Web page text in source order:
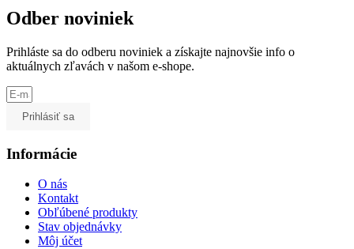
Odber noviniek
Prihláste sa do odberu noviniek a získajte najnovšie info o
aktuálnych zľavách v našom e-shope.
Prihlásiť sa
Informácie
O nás
Kontakt
Obľúbené produkty
Stav objednávky
Môj účet